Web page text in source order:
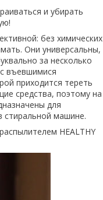
и убирать
без химических
Они универсальны,
за несколько
въевшимися
приходится тереть
средства, поэтому на
для
стиральной машине.
HEALTHY